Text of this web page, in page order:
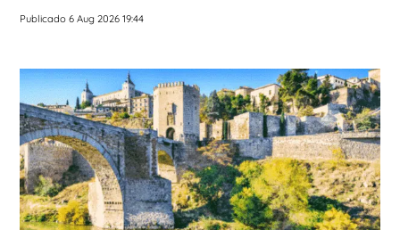
Publicado 6 Aug 2026 19:44